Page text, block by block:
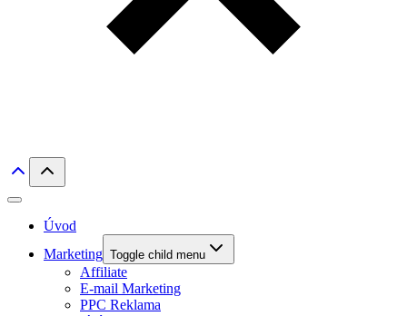
Úvod
Marketing Toggle child menu
Affiliate
E-mail Marketing
PPC Reklama